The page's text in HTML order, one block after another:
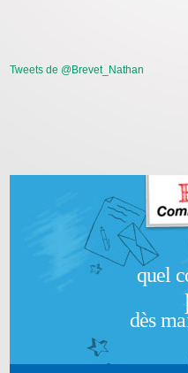
Tweets de @Brevet_Nathan
quel
dès